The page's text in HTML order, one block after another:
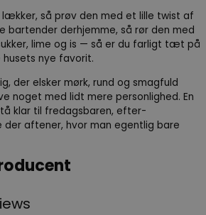
lækker, så prøv den med et lille twist af
bartender derhjemme, så rør den med
lime og is — så er du farligt tæt på
husets nye favorit.
der elsker mørk, rund og smagfuld
noget med lidt mere personlighed. En
klar til fredagsbaren, efter-
der aftener, hvor man egentlig bare